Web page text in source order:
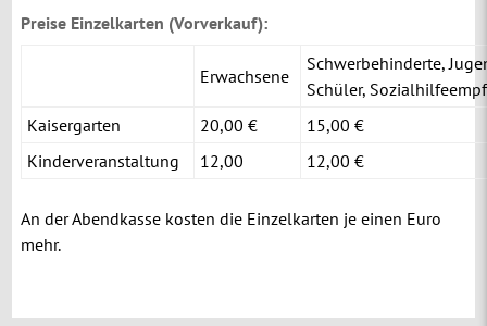
Preise Einzelkarten (Vorverkauf):
Erwachsene
Schwerbehinderte,
Schüler,
Kaisergarten
20,00 €
15,00 €
Kinderveranstaltung
12,00 12,00 €
An der Abendkasse kosten die Einzelkarten je einen Euro
mehr.